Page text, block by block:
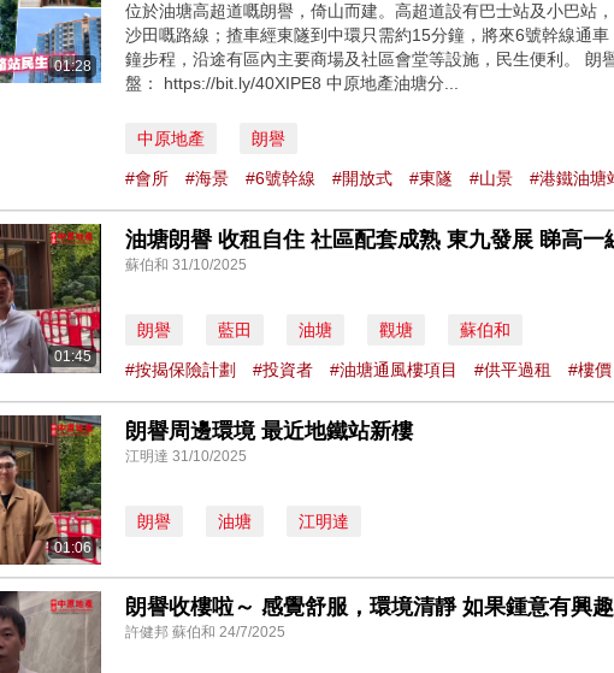
01:28
位於油塘高超道嘅朗譽，倚山而建。高超道設有巴士站及小巴站
沙田嘅路線；揸車經東隧到中環只需約15分鐘，將來6號幹線通
鐘步程，沿途有區內主要商場及社區會堂等設施，民生便利。 朗
盤： https://bit.ly/40XIPE8 中原地產油塘分...
中原地產 朗譽
#會所 #海景 #6號幹線 #開放式 #東隧 #山景 #港鐵油塘
01:45
油塘朗譽 收租自住 社區配套成熟 東九發展 睇高一
蘇伯和 31/10/2025
朗譽 藍田 油塘 觀塘 蘇伯和
#按揭保險計劃 #投資者 #油塘通風樓項目 #供平過租 #樓價
01:06
朗譽周邊環境 最近地鐵站新樓
江明達 31/10/2025
朗譽 油塘 江明達
朗譽收樓啦～ 感覺舒服，環境清靜 如果鍾意有興
許健邦 蘇伯和 24/7/2025